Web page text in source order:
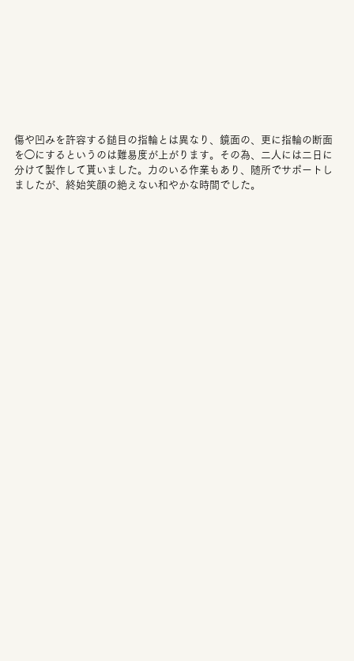
傷や凹みを許容する鎚目の指輪とは異なり、鏡面の、更に指輪の断面
を◯にするというのは難易度が上がります。その為、二人には二日に
分けて製作して貰いました。力のいる作業もあり、随所でサポートし
ましたが、終始笑顔の絶えない和やかな時間でした。